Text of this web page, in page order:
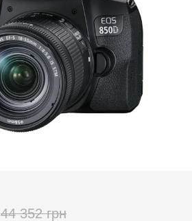
44 352 грн